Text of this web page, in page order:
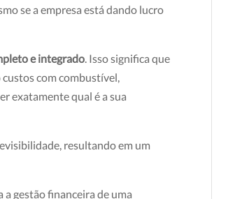
se a empresa está dando lucro
e integrado . Isso significa que
com combustível,
exatamente qual é a sua
resultando em um
gestão financeira de uma